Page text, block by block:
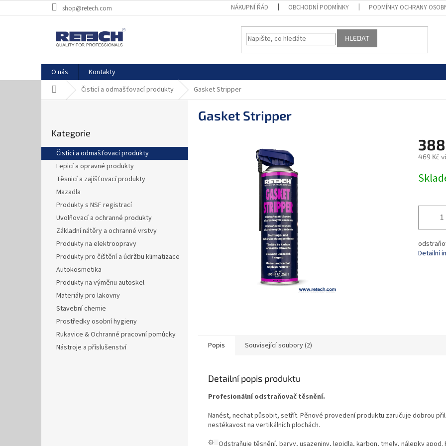
na
shop@retech.com NÁKUPNÍ ŘÁD OBCHODNÍ PODMÍNKY PODMÍNKY OCHRANY
HLEDAT
O nás
Kontakty
Domů Čisticí a odmašťovací produkty Gasket Stripper
r
a
kategorie
Kategorie
Čisticí a odmašťovací produkty
Lepicí a opravné produkty
Těsnicí a zajišťovací produkty
Mazadla
Produkty s NSF registrací
Uvolňovací a ochranné produkty
Základní nátěry a ochranné vrstvy
Produkty na elektroopravy
Produkty pro čištění a údržbu klimatizace
Autokosmetika
Produkty na výměnu autoskel
Materiály pro lakovny
Stavební chemie
Prostředky osobní hygieny
Rukavice & Ochranné pracovní pomůcky
Nástroje a příslušenství
Gasket Stripper
469 Kč
cena:
Detailní
Popis Související soubory (2)
Detailní popis produktu
Profesionální odstraňovač těsnění.
Nanést, nechat působit, setřít. Pěnové provedení produktu zaručuje dobrou
nestékavost na vertikálních plochách.
Odstraňuje těsnění, barvy, usazeniny, lepidla, karbon, tmely, nálepky apod.